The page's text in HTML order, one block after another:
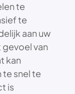
te
te
aan uw
van
kan
te snel te
is